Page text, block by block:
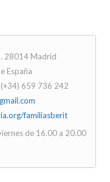
28014 Madrid
España
659 736 242
familiasberit
de 16.00 a 20.00